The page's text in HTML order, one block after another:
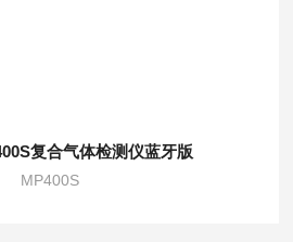
复合气体检测仪蓝牙版
MP400S